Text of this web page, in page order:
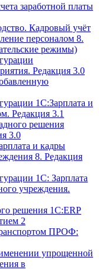
заработной платы
Кадровый учёт
персоналом 8.
режимы)
Редакция 3.0
1С:Зарплата и
Редакция 3.1
решения
3.0
и кадры
8. Редакция
‎1С: Зарплата
учреждения.
решения 1С:ERP
2
ПРОФ:
упрощенной
в